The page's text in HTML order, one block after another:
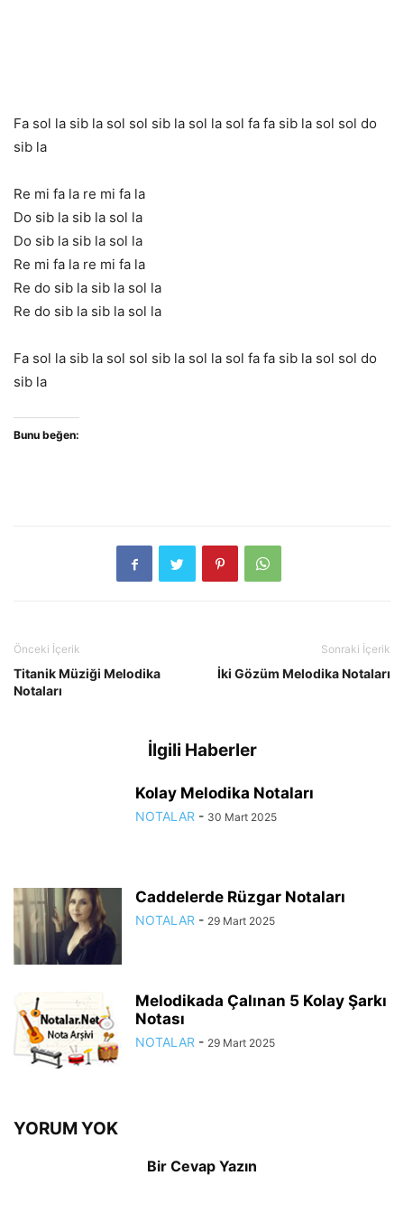
Fa sol la sib la sol sol sib la sol la sol fa fa sib la sol sol do
sib la
Re mi fa la re mi fa la
Do sib la sib la sol la
Do sib la sib la sol la
Re mi fa la re mi fa la
Re do sib la sib la sol la
Re do sib la sib la sol la
Fa sol la sib la sol sol sib la sol la sol fa fa sib la sol sol do
sib la
Bunu beğen:
Önceki İçerik
Titanik Müziği Melodika
Notaları
Sonraki İçerik
İki Gözüm Melodika Notaları
İlgili Haberler
Kolay Melodika Notaları
NOTALAR - 30 Mart 2025
Caddelerde Rüzgar Notaları
NOTALAR - 29 Mart 2025
Melodikada Çalınan 5 Kolay Şarkı
Notası
NOTALAR - 29 Mart 2025
YORUM YOK
Bir Cevap Yazın